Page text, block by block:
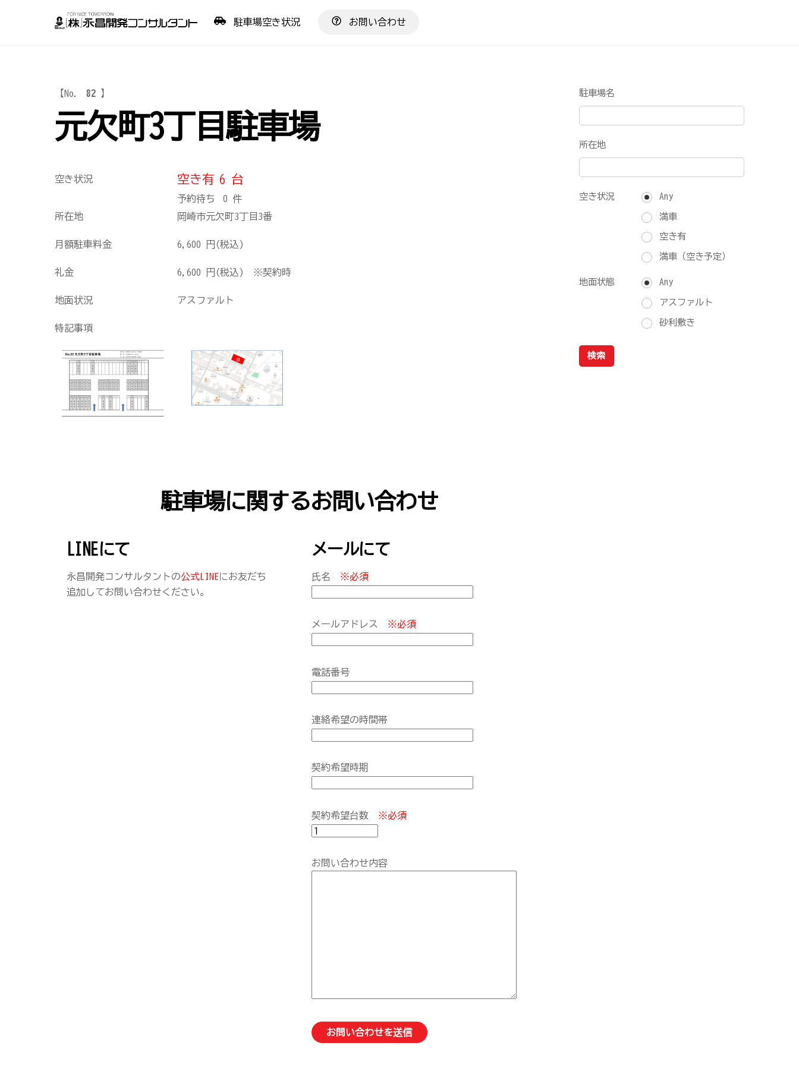
駐車場空き状況 お問い合わせ
【No. 82 】
元欠町3丁目駐車場
空き状況 空き有 6 台
予約待ち 0 件
所在地
岡崎市元欠町3丁目3番
月額駐車料金 6,600 円(税込)
礼金 6,600 円(税込) ※契約時
地面状況 アスファルト
特記事項
駐車場に関するお問い合わせ
LINEにて
永昌開発コンサルタントの公式LINEにお友だち
追加してお問い合わせください。
メールにて
氏名 ※必須
メールアドレス ※必須
電話番号
連絡希望の時間帯
契約希望時期
契約希望台数 ※必須
お問い合わせ内容
駐車場名
所在地
空き状況 Any
満車
空き有
満車（空き予定）
地面状態 Any
アスファルト
砂利敷き